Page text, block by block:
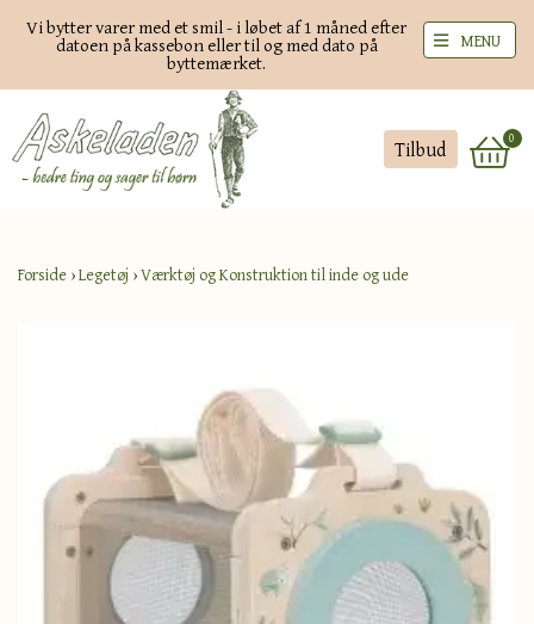
Vi bytter varer med et smil - i løbet af 1 måned efter
datoen på kassebon eller til og med dato på
byttemærket.
Tilbud 0
MENU
Forside ›Legetøj ›Værktøj og Konstruktion til inde og ude